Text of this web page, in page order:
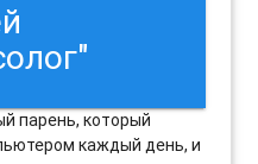
парень, который
каждый день, и